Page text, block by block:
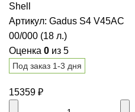
Shell
Артикул: Gadus S4 V45AC
00/000 (18 л.)
Оценка 0 из 5
Под заказ 1-3 дня
15359 ₽